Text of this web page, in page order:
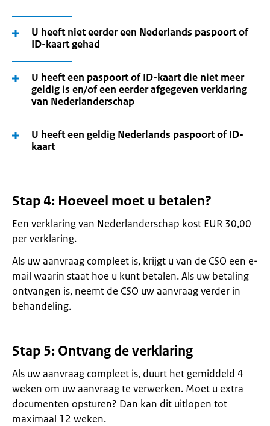
U heeft niet eerder een Nederlands paspoort of
ID-kaart gehad
U heeft een paspoort of ID-kaart die niet meer
geldig is en/of een eerder afgegeven verklaring
van Nederlanderschap
U heeft een geldig Nederlands paspoort of ID-
kaart
Stap 4: Hoeveel moet u betalen?
Een verklaring van Nederlanderschap kost EUR 30,00
per verklaring.
Als uw aanvraag compleet is, krijgt u van de CSO een e-
mail waarin staat hoe u kunt betalen. Als uw betaling
ontvangen is, neemt de CSO uw aanvraag verder in
behandeling.
Stap 5: Ontvang de verklaring
Als uw aanvraag compleet is, duurt het gemiddeld 4
weken om uw aanvraag te verwerken. Moet u extra
documenten opsturen? Dan kan dit uitlopen tot
maximaal 12 weken.